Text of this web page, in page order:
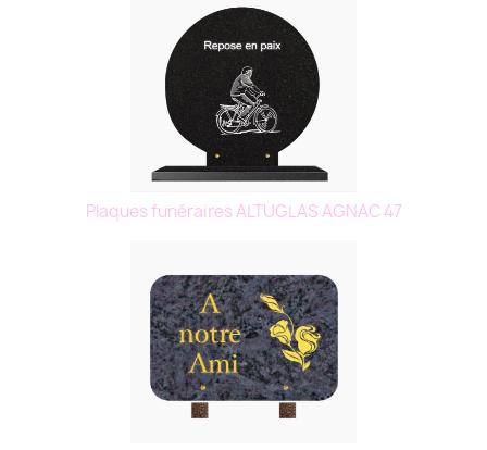
Plaques funéraires ALTUGLAS AGNAC 47